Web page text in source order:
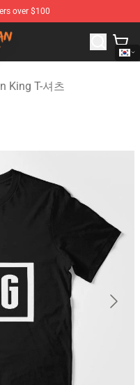
over $100
King Merchandise
King T-셔츠